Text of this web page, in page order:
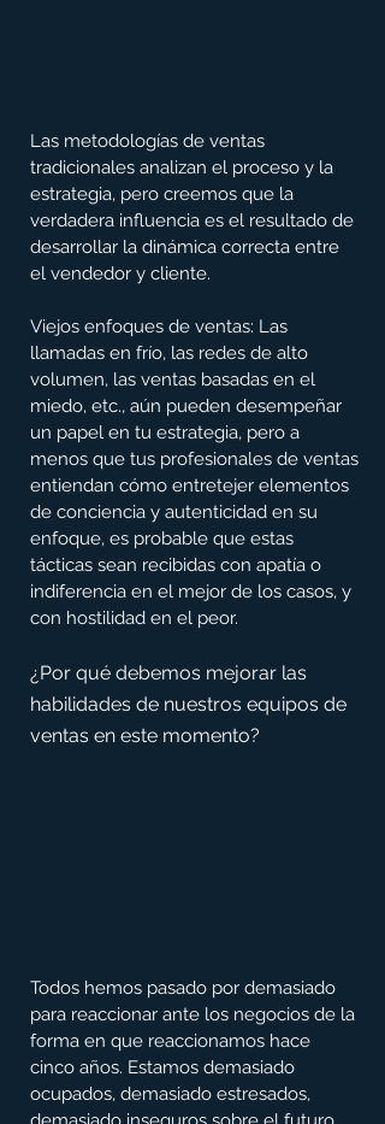
Las metodologías de ventas
tradicionales analizan el proceso y la
estrategia, pero creemos que la
verdadera influencia es el resultado de
desarrollar la dinámica correcta entre
el vendedor y cliente.
Viejos enfoques de ventas: Las
llamadas en frío, las redes de alto
volumen, las ventas basadas en el
miedo, etc., aún pueden desempeñar
un papel en tu estrategia, pero a
menos que tus profesionales de ventas
entiendan cómo entretejer elementos
de conciencia y autenticidad en su
enfoque, es probable que estas
tácticas sean recibidas con apatía o
indiferencia en el mejor de los casos, y
con hostilidad en el peor.
¿Por qué debemos mejorar las
habilidades de nuestros equipos de
ventas en este momento?
Todos hemos pasado por demasiado
para reaccionar ante los negocios de la
forma en que reaccionamos hace
cinco años. Estamos demasiado
ocupados, demasiado estresados,